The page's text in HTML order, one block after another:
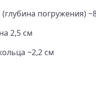
погружения)
2,5 см
~2,2 см